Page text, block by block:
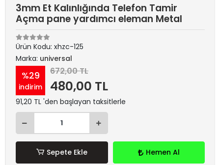
3mm Et Kalınlığında Telefon Tamir
Açma pane yardımcı eleman Metal
Ürün Kodu: xhzc-125
Marka: universal
%29
indirim
672,00 TL
480,00 TL
91,20 TL 'den başlayan taksitlerle
Sepete Ekle Hemen Al